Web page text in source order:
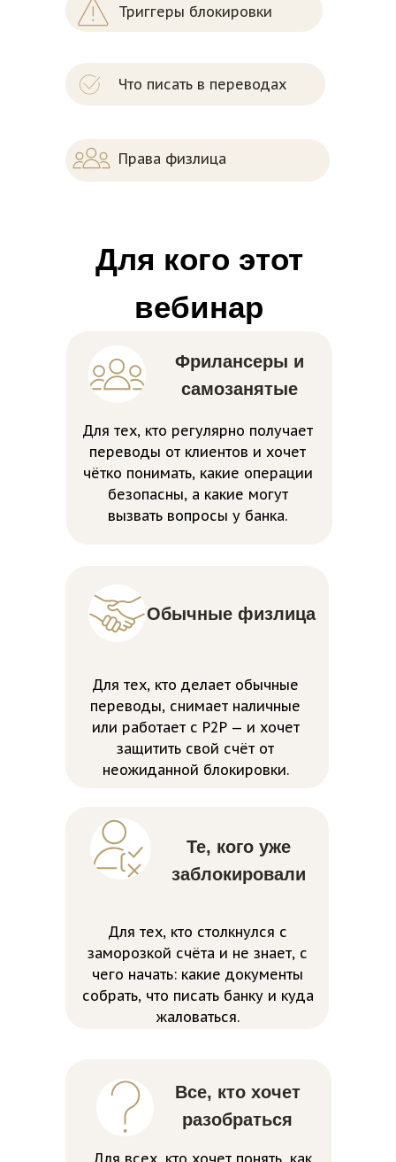
Триггеры блокировки
Что писать в переводах
Права физлица
Для кого этот
вебинар
Фрилансеры и
самозанятые
Для тех, кто регулярно получает
переводы от клиентов и хочет
чётко понимать, какие операции
безопасны, а какие могут
вызвать вопросы у банка.
Обычные физлица
Для тех, кто делает обычные
переводы, снимает наличные
или работает с P2P — и хочет
защитить свой счёт от
неожиданной блокировки.
Те, кого уже
заблокировали
Для тех, кто столкнулся с
заморозкой счёта и не знает, с
чего начать: какие документы
собрать, что писать банку и куда
жаловаться.
Все, кто хочет
разобраться
Для всех, кто хочет понять, как